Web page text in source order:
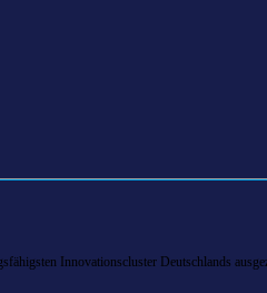
Innovationscluster Deutschlands